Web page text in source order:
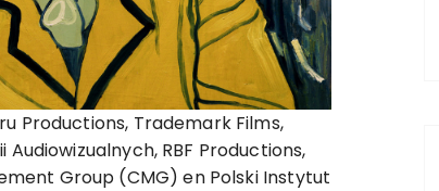
Productions, Trademark Films,
RBF Productions,
Group (CMG) en Polski Instytut